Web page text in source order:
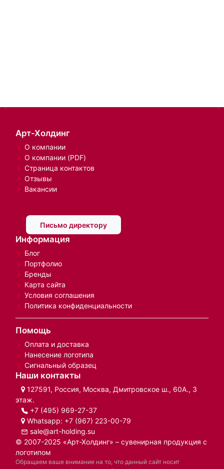
Арт-Холдинг
О компании
О компании (PDF)
Страница контактов
Отзывы
Вакансии
Письмо директору
Информация
Блог
Портфолио
Бренды
Карта сайта
Условия соглашения
Политика конфиденциальности
Помощь
Оплата и доставка
Нанесение логотипа
Сигнальный образец
Наши контакты
127591, Россия, Москва, Дмитровское ш., 60А., 3
этаж.
+7 (495) 969-27-37
Whatsapp: +7 (967) 223-00-79
sale@art-holding.su
© 2007-2025 «Арт-Холдинг» – сувенирная продукция с
логотипом
Обращаем ваше внимание на то, что данный сайт носит